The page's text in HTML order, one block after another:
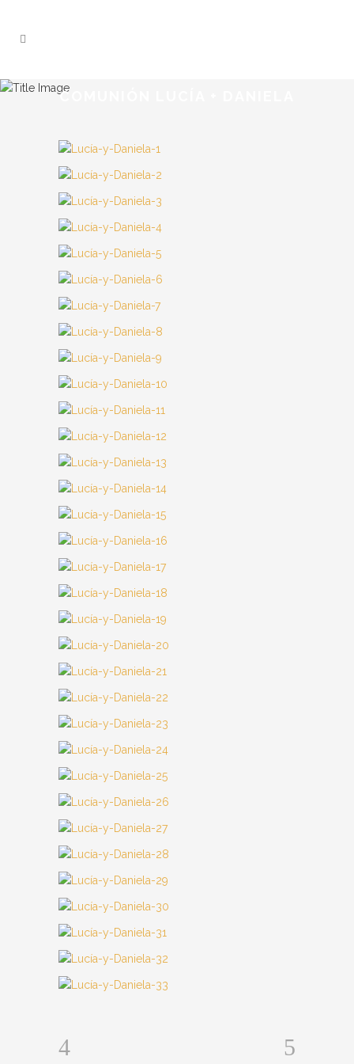
COMUNIÓN LUCÍA + DANIELA